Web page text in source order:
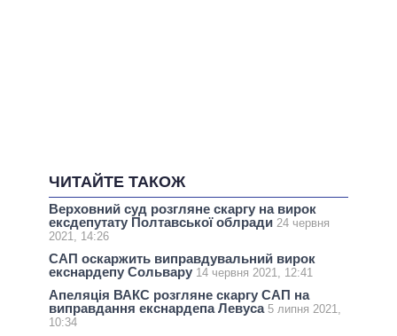
ЧИТАЙТЕ ТАКОЖ
Верховний суд розгляне скаргу на вирок
ексдепутату Полтавської облради 24 червня
2021, 14:26
САП оскаржить виправдувальний вирок
екснардепу Сольвару 14 червня 2021, 12:41
Апеляція ВАКС розгляне скаргу САП на
виправдання екснардепа Левуса 5 липня 2021,
10:34